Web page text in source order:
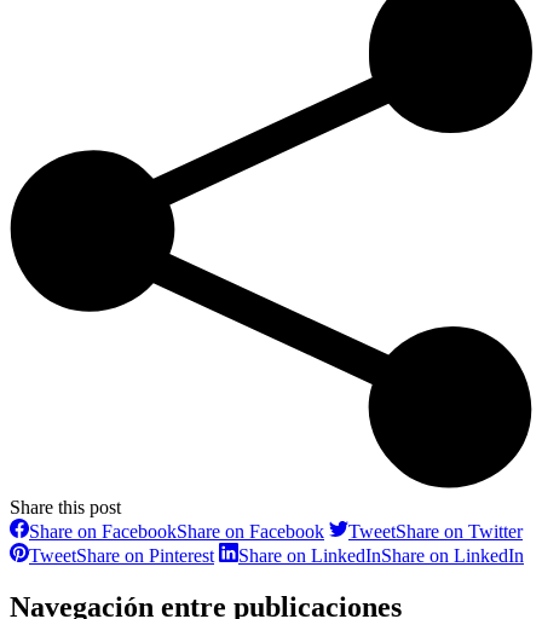
Share this post
Share on FacebookShare on Facebook TweetShare on Twitter
TweetShare on Pinterest Share on LinkedInShare on LinkedIn
Navegación entre publicaciones